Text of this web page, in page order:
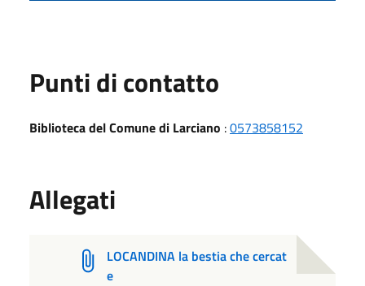
Punti di contatto
Biblioteca del Comune di Larciano :0573858152
Allegati
LOCANDINA la bestia che cercat
e